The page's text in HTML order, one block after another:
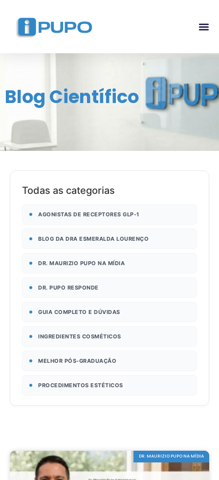
Blog Científico
Todas as categorias
AGONISTAS DE RECEPTORES GLP-1
BLOG DA DRA ESMERALDA LOURENÇO
DR. MAURIZIO PUPO NA MÍDIA
DR. PUPO RESPONDE
GUIA COMPLETO E DÚVIDAS
INGREDIENTES COSMÉTICOS
MELHOR PÓS-GRADUAÇÃO
PROCEDIMENTOS ESTÉTICOS
DR. MAURIZIO PUPO NA MÍDIA